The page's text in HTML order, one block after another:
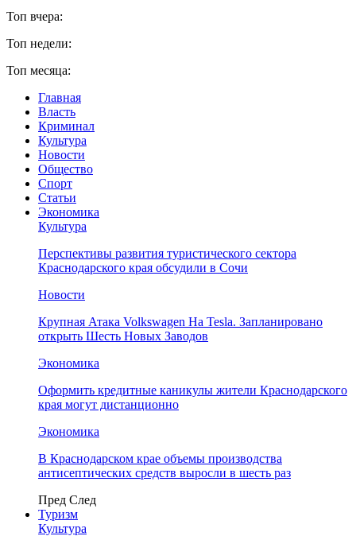
Топ вчера:
Топ недели:
Топ месяца:
Главная
Власть
Криминал
Культура
Новости
Общество
Спорт
Статьи
Экономика
Культура
Перспективы развития туристического сектора
Краснодарского края обсудили в Сочи
Новости
Крупная Атака Volkswagen На Tesla. Запланировано
открыть Шесть Новых Заводов
Экономика
Оформить кредитные каникулы жители Краснодарского
края могут дистанционно
Экономика
В Краснодарском крае объемы производства
антисептических средств выросли в шесть раз
Пред След
Туризм
Культура